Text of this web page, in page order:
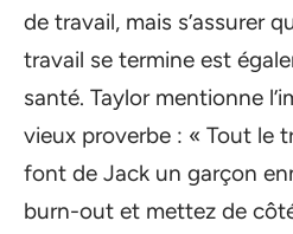
de travail, mais s’assurer
travail se termine est
santé. Taylor mentionne
vieux proverbe : « Tout le
font de Jack un garçon
burn-out et mettez de